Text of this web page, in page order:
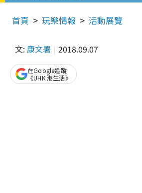
首頁 玩樂情報 活動展覽
文: 康文署 2018.09.07
在Google追蹤
《UHK 港生活》